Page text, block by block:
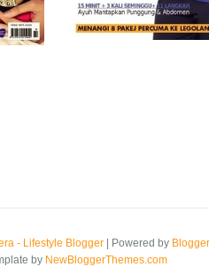
- Lifestyle Blogger | Powered by Blogger
by NewBloggerThemes.com